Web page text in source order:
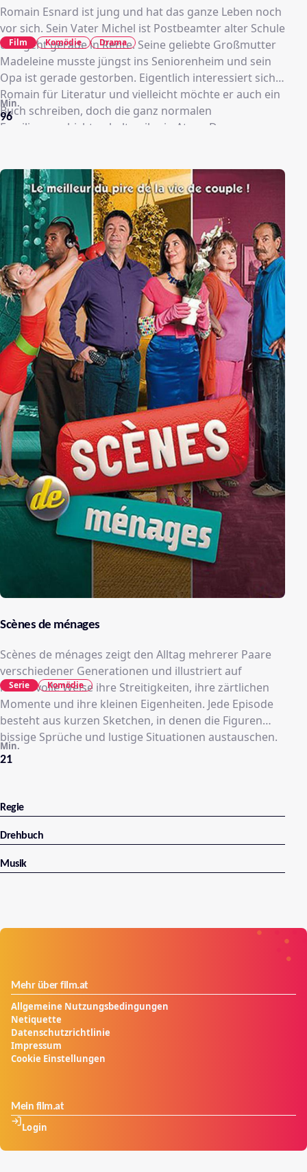
Romain Esnard ist jung und hat das ganze Leben noch
vor sich. Sein Vater Michel ist Postbeamter alter Schule
und geht gerade in Rente. Seine geliebte Großmutter
Madeleine musste jüngst ins Seniorenheim und sein
Opa ist gerade gestorben. Eigentlich interessiert sich
Romain für Literatur und vielleicht möchte er auch ein
Buch schreiben, doch die ganz normalen
Familiengeschichten halten ihn in Atem. Das
verschwindet. Familie Esnard, beziehungsweise das,
was von ihr übrig ist, gerät in noch größeren Aufruhr.
Vater Michel, ohnehin konsterniert über den eigenen
Ausstieg aus dem Leben, kriegt einen Wutanfall nach
dem nächsten. Und Romains Mutter erklärt, dass sie
die Scheidung will. Eines Tages findet Romain in
seinem Briefkasten eine Postkarte. Und am nächsten
Tag eine weitere, kleine Hinweise, an welchem Ort
nach Madeleine zu suchen ist.
96
Min.
Film Komödie Drama
Scènes de ménages
Scènes de ménages zeigt den Alltag mehrerer Paare
verschiedener Generationen und illustriert auf
humorvolle Weise ihre Streitigkeiten, ihre zärtlichen
Momente und ihre kleinen Eigenheiten. Jede Episode
besteht aus kurzen Sketchen, in denen die Figuren
bissige Sprüche und lustige Situationen austauschen.
21
Min.
Serie Komödie
Regie
Drehbuch
Musik
Mehr über film.at
Allgemeine Nutzungsbedingungen
Netiquette
Datenschutzrichtlinie
Impressum
Cookie Einstellungen
Mein film.at
Login